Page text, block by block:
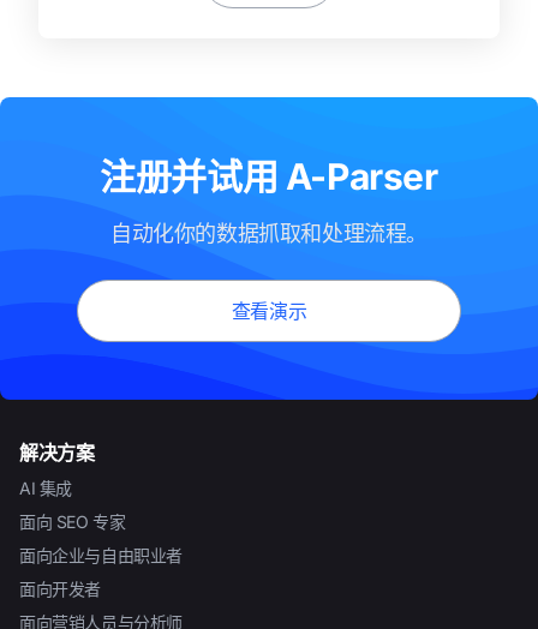
注册并试用 A-Parser
自动化你的数据抓取和处理流程。
查看演示
解决方案
AI 集成
面向 SEO 专家
面向企业与自由职业者
面向开发者
面向营销人员与分析师